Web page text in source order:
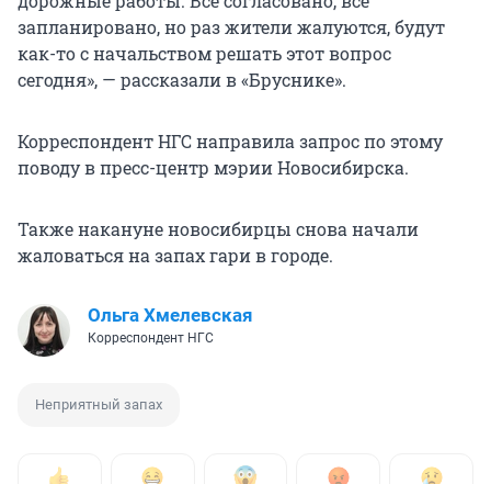
запланировано, но раз жители жалуются, будут
как-то с начальством решать этот вопрос
сегодня», — рассказали в «Бруснике».
Корреспондент НГС направила запрос по этому
поводу в пресс-центр мэрии Новосибирска.
Также накануне новосибирцы снова начали
жаловаться на запах гари в городе.
Ольга Хмелевская
Корреспондент НГС
Неприятный запах